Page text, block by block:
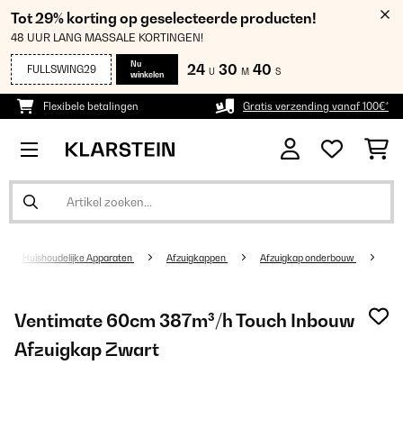
Tot 29% korting op geselecteerde producten!
48 UUR LANG MASSALE KORTINGEN!
FULLSWING29
Nu
winkelen
24 U 30 M 39 S
Flexibele betalingen Gratis verzending vanaf 100€*
Huishoudelijke Apparaten Afzuigkappen Afzuigkap onderbouw
Ventimate 60cm 387m³/h Touch Inbouw
Afzuigkap Zwart